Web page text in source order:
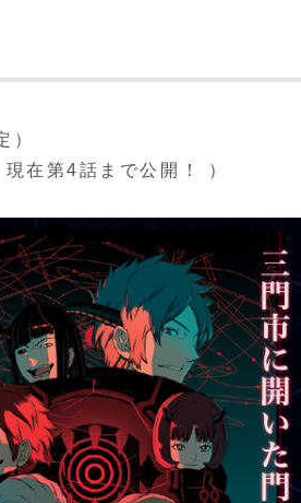
）
在第4話まで公開！ ）